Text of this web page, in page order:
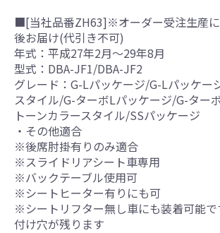
■[当社品番ZH63]※オーダー受注生産
後お届け(代引き不可)
年式：平成27年2月～29年8月
型式：DBA-JF1/DBA-JF2
グレード：G-Lパッケージ/G-Lパッケー
スタイル/G-ターボLパッケージ/G-ター
トーンカラースタイル/SSパッケージ
・その他適合
※後席肘掛有りのみ適合
※スライドリアシート車専用
※バックテーブル使用可
※シートヒーター有りにも可
※シートリフター無し車にも装着可能で
付け穴が残ります